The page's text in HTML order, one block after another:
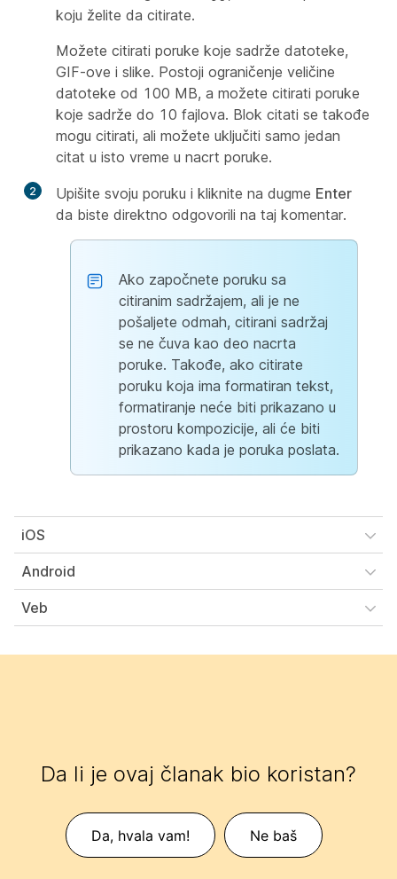
koju želite da citirate.
Možete citirati poruke koje sadrže datoteke,
GIF-ove i slike. Postoji ograničenje veličine
datoteke od 100 MB, a možete citirati poruke
koje sadrže do 10 fajlova. Blok citati se takođe
mogu citirati, ali možete uključiti samo jedan
citat u isto vreme u nacrt poruke.
2 Upišite svoju poruku i kliknite na dugme Enter
da biste direktno odgovorili na taj komentar.
Ako započnete poruku sa
citiranim sadržajem, ali je ne
pošaljete odmah, citirani sadržaj
se ne čuva kao deo nacrta
poruke. Takođe, ako citirate
poruku koja ima formatiran tekst,
formatiranje neće biti prikazano u
prostoru kompozicije, ali će biti
prikazano kada je poruka poslata.
iOS
Android
Veb
Da li je ovaj članak bio koristan?
Da, hvala vam! Ne baš